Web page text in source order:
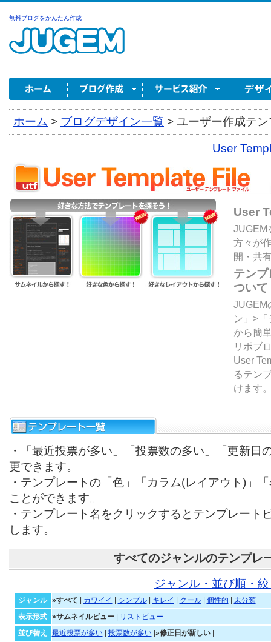
無料ブログをかんたん作成
ホーム > ブログデザイン一覧 > ユーザー作成テ
User
User
JUGEM
方々が
開・共
テン
ついて
JUGEM
ン」>
から簡
リポブ
User
るテン
けます
・「最近投票が多い」「投票数の多い」「更新日
更できます。
・テンプレートの「色」「カラム(レイアウト)」
ことができます。
・テンプレート名をクリックするとテンプレート
します。
すべてのジャンルのテンプレ
ジャンル・並び順・
ジャンル »すべて カワイイ シンプル| キレイ クール| 個性的
未分類
表示形式
»サムネイルビュー|
リストビュー
並び替え
最近投票が多い| 投票数が多い| »修正日が新しい|